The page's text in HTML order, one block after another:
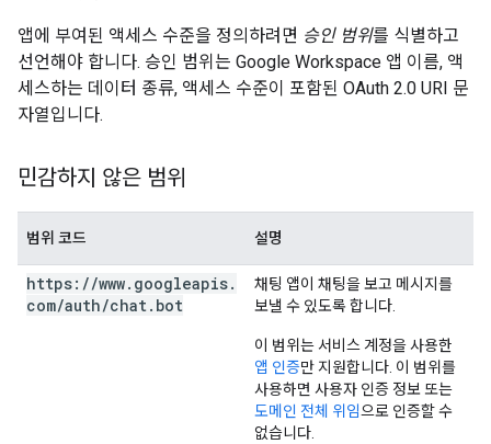
앱에 부여된 액세스 수준을 정의하려면 승인 범위를 식별하고
선언해야 합니다. 승인 범위는 Google Workspace 앱 이름, 액
세스하는 데이터 종류, 액세스 수준이 포함된 OAuth 2.0 URI 문
자열입니다.
민감하지 않은 범위
범위 코드 설명
https: //www. googleapis.
com/auth/chat. bot
채팅 앱이 채팅을 보고 메시지를
보낼 수 있도록 합니다.
이 범위는 서비스 계정을 사용한
앱 인증만 지원합니다. 이 범위를
사용하면 사용자 인증 정보 또는
도메인 전체 위임으로 인증할 수
없습니다.